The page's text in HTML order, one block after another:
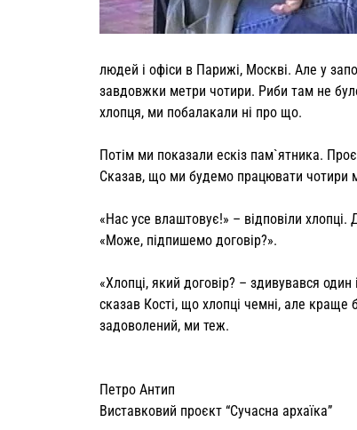
людей і офіси в Парижі, Москві. Але у
завдовжки метри чотири. Риби там не
хлопця, ми побалакали ні про що.
Потім ми показали ескіз пам`ятника.
Сказав, що ми будемо працювати чотири
«Нас усе влаштовує!» – відповіли
«Може, підпишемо договір?».
«Хлопці, який договір? – здивувався
сказав Кості, що хлопці чемні, але
задоволений, ми теж.
Петро Антип
Виставковий проєкт “Сучасна архаїка”